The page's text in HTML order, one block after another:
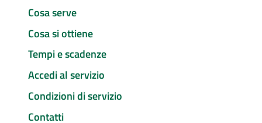
Cosa serve
Cosa si ottiene
Tempi e scadenze
Accedi al servizio
Condizioni di servizio
Contatti